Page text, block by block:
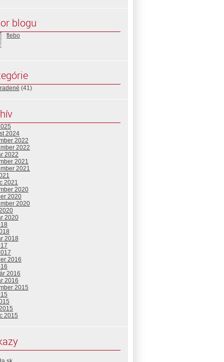
blogu
flebo
(41)
2024
2022
2022
2022
2021
2021
2021
2020
2020
2020
2020
2018
2016
2016
2016
2015
2015